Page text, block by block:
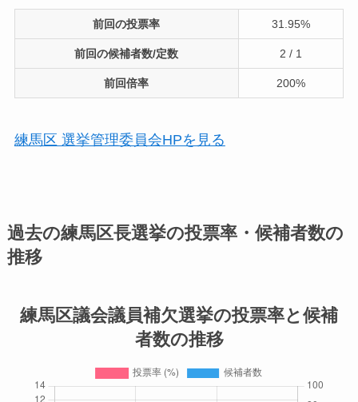
前回の投票率 31.95%
前回の候補者数/定数 2 / 1
前回倍率 200%
練馬区 選挙管理委員会HPを見る
過去の練馬区長選挙の投票率・候補者数の
推移
練馬区議会議員補欠選挙の投票率と候補
者数の推移